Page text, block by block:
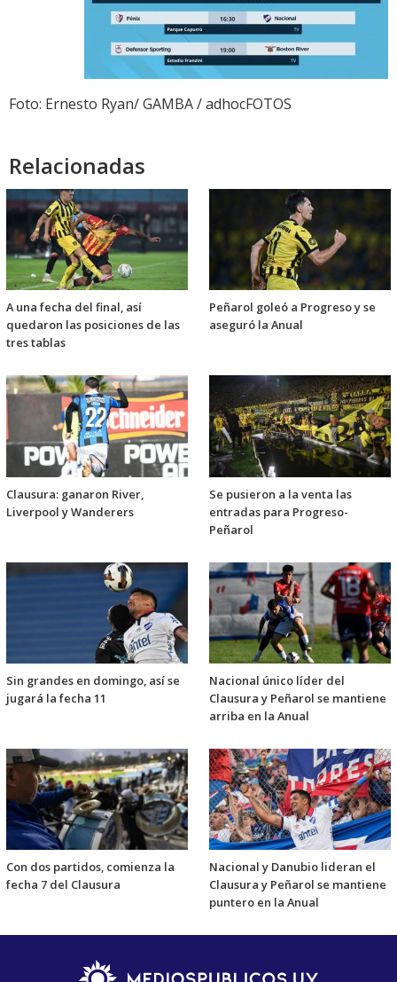
Foto: Ernesto Ryan/ GAMBA / adhocFOTOS
Relacionadas
A una fecha del final, así
quedaron las posiciones de las
tres tablas
Peñarol goleó a Progreso y se
aseguró la Anual
Clausura: ganaron River,
Liverpool y Wanderers
Se pusieron a la venta las
entradas para Progreso-
Peñarol
Sin grandes en domingo, así se
jugará la fecha 11
Nacional único líder del
Clausura y Peñarol se mantiene
arriba en la Anual
Con dos partidos, comienza la
fecha 7 del Clausura
Nacional y Danubio lideran el
Clausura y Peñarol se mantiene
puntero en la Anual